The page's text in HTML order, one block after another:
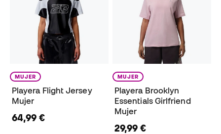
MUJER
Playera Flight Jersey
Mujer
64,99 €
MUJER
Playera Brooklyn
Essentials Girlfriend
Mujer
29,99 €